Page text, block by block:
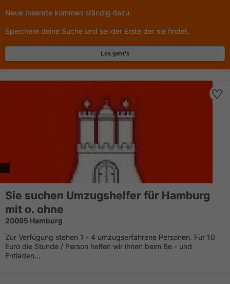
Neue Inserate kommen ständig dazu.
Speichere deine Suche und sei der Erste der sie findet.
Los geht's
Sie suchen Umzugshelfer für Hamburg
mit o. ohne
20095 Hamburg
Zur Verfügung stehen 1 - 4 umzugserfahrene Personen. Für 10
Euro die Stunde / Person helfen wir ihnen beim Be - und
Entladen...